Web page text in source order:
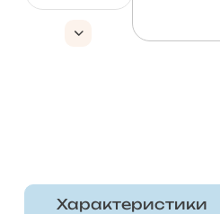
Характеристики